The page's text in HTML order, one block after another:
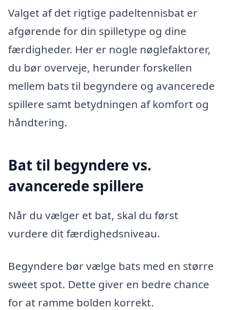
Valget af det rigtige padeltennisbat er
afgørende for din spilletype og dine
færdigheder. Her er nogle nøglefaktorer,
du bør overveje, herunder forskellen
mellem bats til begyndere og avancerede
spillere samt betydningen af komfort og
håndtering.
Bat til begyndere vs.
avancerede spillere
Når du vælger et bat, skal du først
vurdere dit færdighedsniveau.
Begyndere bør vælge bats med en større
sweet spot. Dette giver en bedre chance
for at ramme bolden korrekt.